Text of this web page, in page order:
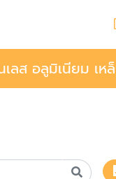
ลส อลูมิเนียม เห